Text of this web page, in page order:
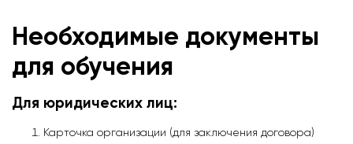
Необходимые документы
для обучения
Для юридических лиц:
Карточка организации (для заключения договора)